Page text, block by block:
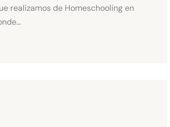
realizamos de Homeschooling en